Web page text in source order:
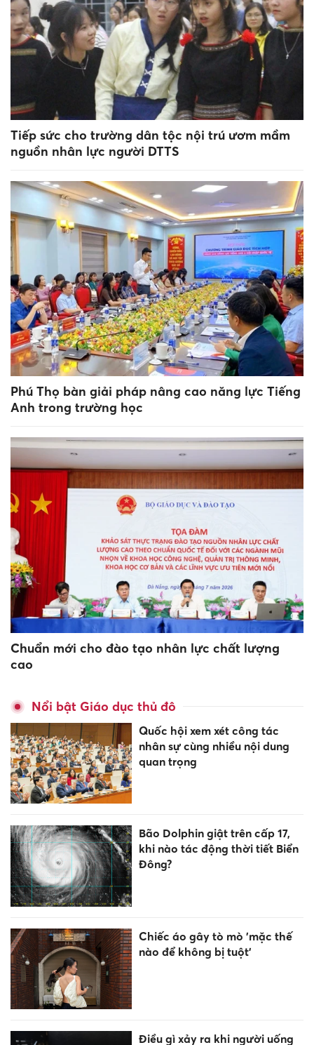
Tiếp sức cho trường dân tộc nội trú ươm mầm
nguồn nhân lực người DTTS
Phú Thọ bàn giải pháp nâng cao năng lực Tiếng
Anh trong trường học
Chuẩn mới cho đào tạo nhân lực chất lượng
cao
Nổi bật Giáo dục thủ đô
Quốc hội xem xét công tác
nhân sự cùng nhiều nội dung
quan trọng
Bão Dolphin giật trên cấp 17,
khi nào tác động thời tiết Biển
Đông?
Chiếc áo gây tò mò 'mặc thế
nào để không bị tuột'
Điều gì xảy ra khi người uống